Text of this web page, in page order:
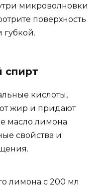
микроволновки
поверхность
губкой.
спирт
кислоты,
жир и придают
масло лимона
свойства и
лимона с 200 мл